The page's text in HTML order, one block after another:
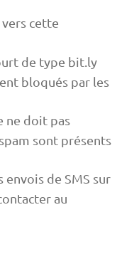
cette
de type bit.ly
bloqués par les
ne doit pas
sont présents
envois de SMS sur
au